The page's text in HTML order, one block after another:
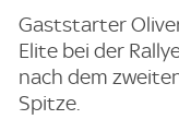
Gaststarter
Elite bei der
nach dem
Spitze.